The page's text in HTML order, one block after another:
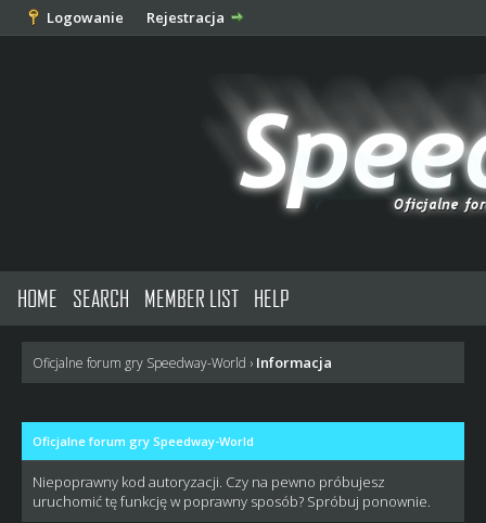
Logowanie Rejestracja
HOME SEARCH MEMBER LIST HELP
Oficjalne forum gry Speedway-World › Informacja
Oficjalne forum gry Speedway-World
Niepoprawny kod autoryzacji. Czy na pewno próbujesz
uruchomić tę funkcję w poprawny sposób? Spróbuj ponownie.